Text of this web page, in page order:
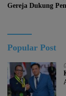
Gereja Dukung
Popular Post